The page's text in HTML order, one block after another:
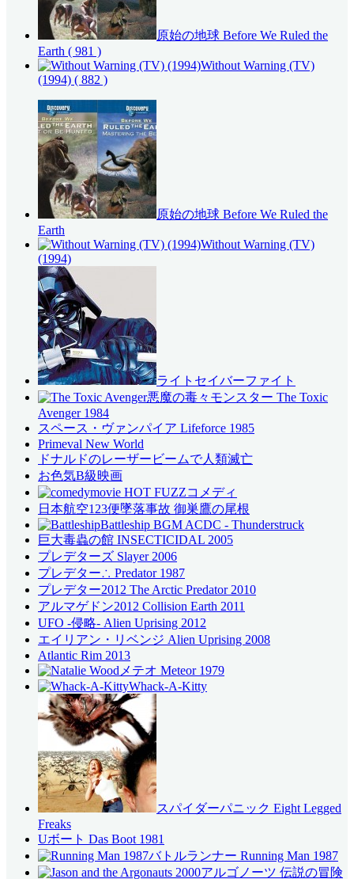
原始の地球 Before We Ruled the
Earth ( 981 )
Without Warning (TV)
(1994) ( 882 )
原始の地球 Before We Ruled the
Earth
Without Warning (TV)
(1994)
ライトセイバーファイト
悪魔の毒々モンスター The Toxic
Avenger 1984
スペース・ヴァンパイア Lifeforce 1985
Primeval New World
ドナルドのレーザービームで人類滅亡
お色気B級映画
コメディ
日本航空123便墜落事故 御巣鷹の尾根
Battleship BGM ACDC - Thunderstruck
巨大毒蟲の館 INSECTICIDAL 2005
プレデターズ Slayer 2006
プレデター∴ Predator 1987
プレデター2012 The Arctic Predator 2010
アルマゲドン2012 Collision Earth 2011
UFO -侵略- Alien Uprising 2012
エイリアン・リベンジ Alien Uprising 2008
Atlantic Rim 2013
メテオ Meteor 1979
Whack-A-Kitty
スパイダーパニック Eight Legged
Freaks
Uボート Das Boot 1981
バトルランナー Running Man 1987
アルゴノーツ 伝説の冒険